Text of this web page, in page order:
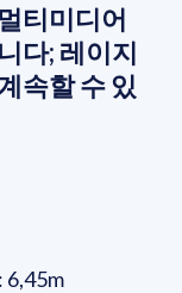
티미디어
다; 레이지
속할 수 있
6,45m